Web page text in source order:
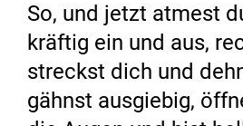
So, und jetzt atmest
kräftig ein und aus,
streckst dich und
gähnst ausgiebig,